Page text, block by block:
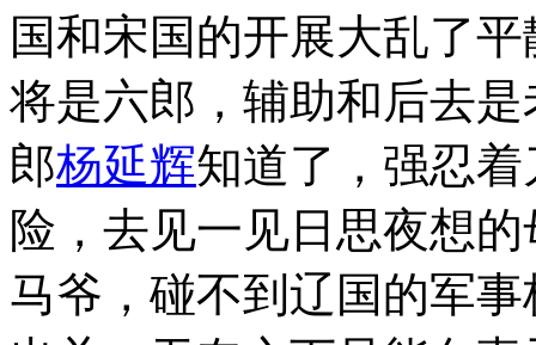
国和宋国的开展大乱了
将是六郎，辅助和后去
郎杨延辉知道了，强忍
险，去见一见日思夜想
马爷，碰不到辽国的军